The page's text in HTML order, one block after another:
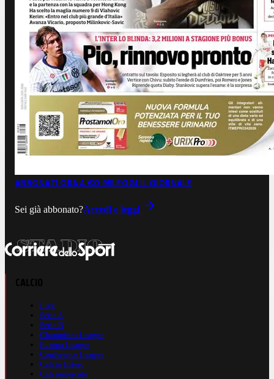
ABBONATI ORA A €0,99LEGGI IL GIORNALE
Sei già abbonato?Accedi e leggi
Live
Serie A
Serie B
Champions League
Europa League
Conference League
Calcio Estero
Calciomercato